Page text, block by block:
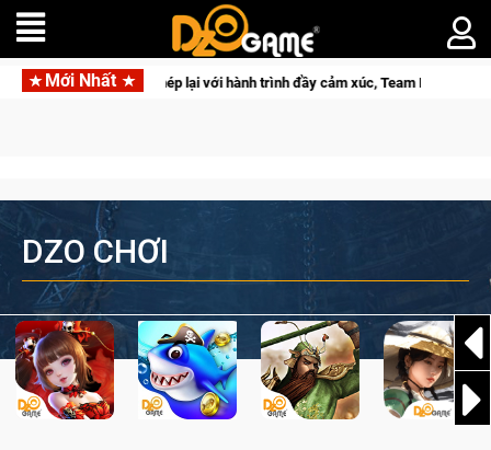
Mới Nhất
Mùa 2 khép lại với hành trình đầy cảm xúc, Team Falcons lên ngôi vô địch
DZO CHƠI